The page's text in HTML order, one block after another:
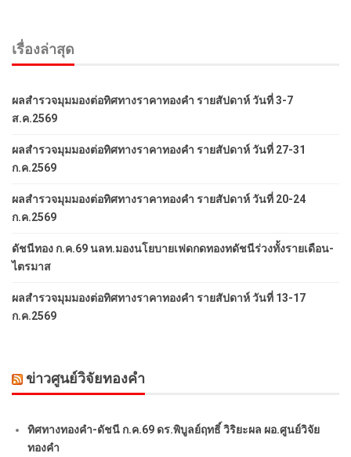
เรื่องล่าสุด
ผลสำรวจมุมมองต่อทิศทางราคาทองคำ รายสัปดาห์ วันที่ 3-7
ส.ค.2569
ผลสำรวจมุมมองต่อทิศทางราคาทองคำ รายสัปดาห์ วันที่ 27-31
ก.ค.2569
ผลสำรวจมุมมองต่อทิศทางราคาทองคำ รายสัปดาห์ วันที่ 20-24
ก.ค.2569
ดัชนีทอง ก.ค.69 นลท.มองนโยบายเฟดกดทองทดัชนีร่วงทั้งรายเดือน-
ไตรมาส
ผลสำรวจมุมมองต่อทิศทางราคาทองคำ รายสัปดาห์ วันที่ 13-17
ก.ค.2569
ข่าวศูนย์วิจัยทองคำ
ทิศทางทองคำ-ดัชนี ก.ค.69 ดร.พิบูลย์ฤทธิ์ วิริยะผล ผอ.ศูนย์วิจัย
ทองคำ